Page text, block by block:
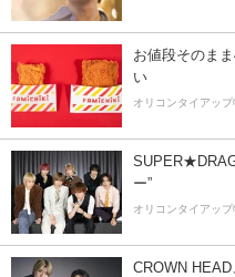
お値段そのま
い
オリコンタイアップ
ー”
オリコンタイアップ
CROWN